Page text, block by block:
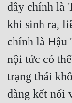
Phản Phái
Quan Trường
Quân Sự
Sảng Văn
Sắc
đây chính là
khi sinh ra,
chính là Hậu
nội tức có
trạng thái
dàng kết nối